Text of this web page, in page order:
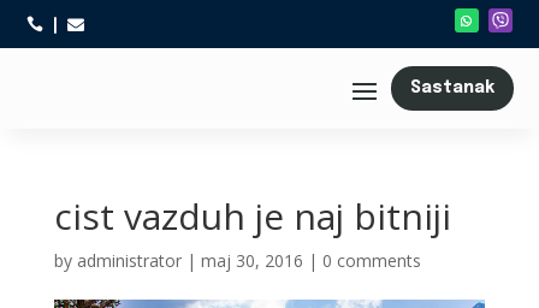
 
Sastanak
cist vazduh je naj bitniji
by administrator| maj 30, 2016 | 0 comments